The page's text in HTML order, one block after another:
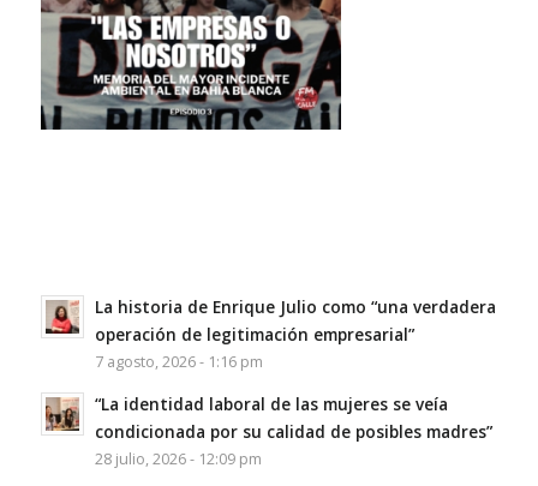
La historia de Enrique Julio como “una verdadera
operación de legitimación empresarial”
7 agosto, 2026 - 1:16 pm
“La identidad laboral de las mujeres se veía
condicionada por su calidad de posibles madres”
28 julio, 2026 - 12:09 pm